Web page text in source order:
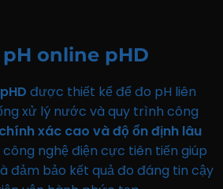
online pHD
được thiết kế để đo pH liên
xử lý nước và quy trình công
xác cao và độ ổn định lâu
công nghệ điện cực tiên tiến giúp
đảm bảo kết quả đo đáng tin cậy